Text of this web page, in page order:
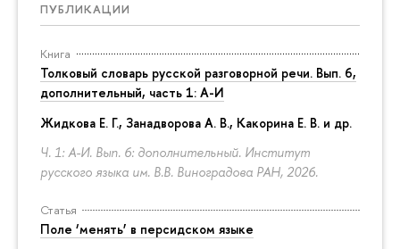
ПУБЛИКАЦИИ
Книга
Толковый словарь русской разговорной речи. Вып. 6,
дополнительный, часть 1: А-И
Жидкова Е. Г., Занадворова А. В., Какорина Е. В. и др.
Ч. 1: А-И. Вып. 6: дополнительный. Институт
русского языка им. В.В. Виноградова РАН, 2026.
Статья
Поле ‘менять’ в персидском языке